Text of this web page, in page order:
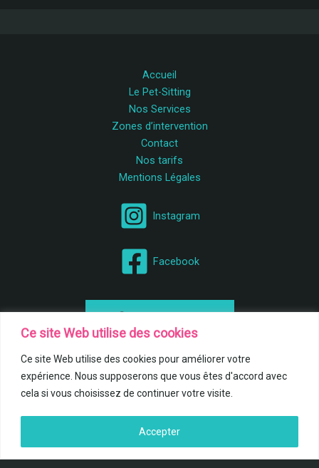
Ce site Web utilise des cookies
Ce site Web utilise des cookies pour améliorer votre
expérience. Nous supposerons que vous êtes d'accord avec
cela si vous choisissez de continuer votre visite.
Accepter
Accueil
Le Pet-Sitting
Nos Services
Zones d’intervention
Contact
Nos tarifs
Mentions Légales
Instagram
Facebook
Contactez nous
Téléphonez nous
Copyright © 2026Happy Pets| Créationdotflo